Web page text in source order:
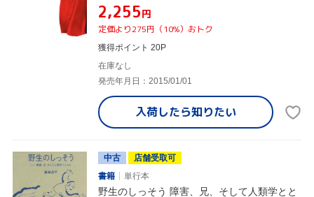
¥2,255円
定価より275円（10%）おトク
獲得ポイント 20P
在庫なし
発売年月日：2015/01/01
入荷したら知りたい
中古
店舗受取可
書籍
単行本
野生のしっそう 障害、兄、そして人類学とと